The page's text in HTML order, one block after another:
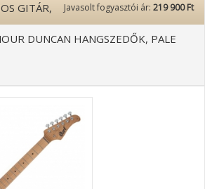
Javasolt fogyasztói ár: 219 900 Ft
GITÁR,
DUNCAN HANGSZEDŐK, PALE